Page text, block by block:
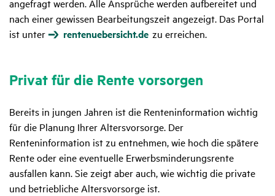
angefragt werden. Alle Ansprüche werden aufbereitet und
nach einer gewissen Bearbeitungszeit angezeigt. Das Portal
ist unter
rentenuebersicht.de zu erreichen.
Privat für die Rente vorsorgen
Bereits in jungen Jahren ist die Renteninformation wichtig
für die Planung Ihrer Altersvorsorge. Der
Renteninformation ist zu entnehmen, wie hoch die spätere
Rente oder eine eventuelle Erwerbsminderungsrente
ausfallen kann. Sie zeigt aber auch, wie wichtig die private
und betriebliche Altersvorsorge ist.